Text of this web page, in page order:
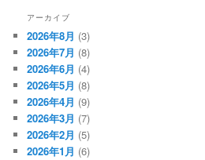
ョ
ン
アーカイブ
2026年8月 (3)
2026年7月 (8)
2026年6月 (4)
2026年5月 (8)
2026年4月 (9)
2026年3月 (7)
2026年2月 (5)
2026年1月 (6)